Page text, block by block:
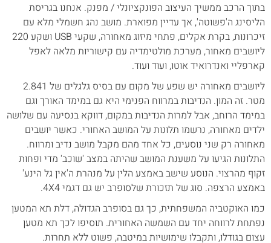
בתוך הרכב ממשיך העיצוב הפונקציונלי / מפנק. אנחנו בגריסת
הליסינג ה'פשוטה', אך עדיין מפוארת. מושב נהג חשמלי מלא עם
זיכרונות, בקרת אקלים, פתחי מיזוג מאחורה, שקעי USB ושקע 220
ליושבים מאחור, מערכת מולטימדיה עם קישוריות מלאה לאפל
קארפליי ואנדרואיד אוטו, ועוד ועוד.
ליושבים מאחורה יש שפע של מקום עם בסיס גלגלים של 2.841
מטר. זה המון. הנדיבות במרווח הפנימי היא גם במימד האורך וגם
במימד הרוחב, אבל למרות הנדיבות במקום, דווקא בנסיעה עם שלושה
ילדים מאחורה, נרשמו תלונות על המושב האחורי. כאשר יושבים
מאחורה רק שני נוסעים, כל אחד מהם מקבל מושב נדיב ומרווח.
התלונות הגיעו על משענת המושב שהיתה במצב 'שוכב' מדי ופחות
זקוף מהרצוי. הנוסע שישב באמצע הלין על מנהרת ה'אין גל הינע'
באמצע הרצפה. סוג של תזכורת שלסופרב יש גם דגמי 4X4.
כמו האוקטביה המשפחתית, כך גם בסופרב הגדולה, דלת תא המטען
נפתחת לרווחה יחד עם השמשה האחורית. תוסיפו לכך תא מטען
עצום בגודלו, ותקבלו שימושיות במיטבה, פשוט ללא תחרות.